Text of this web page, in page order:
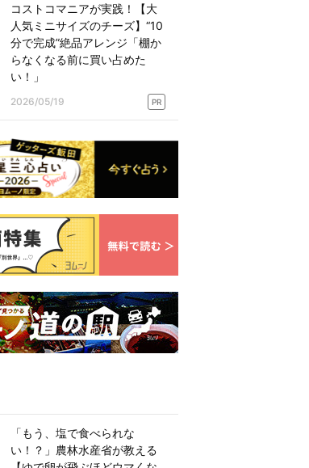
コストコマニアが実践！【大
人気ミニサイズのチーズ】“10
分で完成”絶品アレンジ「棚か
らなくなる前に買い占めた
い！」
2026/05/19 PR
「もう、塩で食べられな
い！？」農林水産省が教える